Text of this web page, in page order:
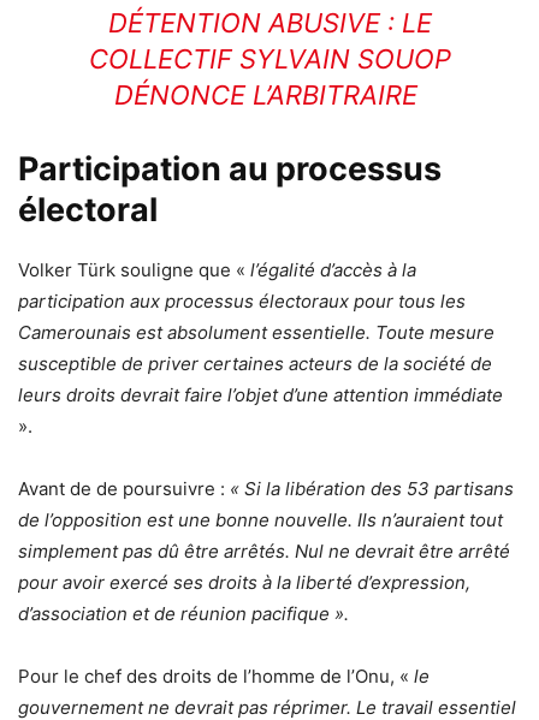
DÉTENTION ABUSIVE : LE
COLLECTIF SYLVAIN SOUOP
DÉNONCE L’ARBITRAIRE
Participation au processus
électoral
Volker Türk souligne que « l’égalité d’accès à la
participation aux processus électoraux pour tous les
Camerounais est absolument essentielle. Toute mesure
susceptible de priver certaines acteurs de la société de
leurs droits devrait faire l’objet d’une attention immédiate
».
Avant de de poursuivre : « Si la libération des 53 partisans
de l’opposition est une bonne nouvelle. Ils n’auraient tout
simplement pas dû être arrêtés. Nul ne devrait être arrêté
pour avoir exercé ses droits à la liberté d’expression,
d’association et de réunion pacifique ».
Pour le chef des droits de l’homme de l’Onu, « le
gouvernement ne devrait pas réprimer. Le travail essentiel